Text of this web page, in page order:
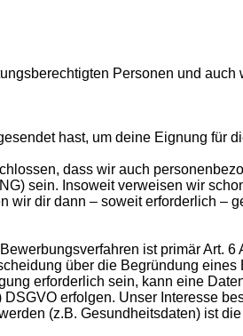
Personen und
hast, um deine Eignung für
dass wir auch
sein. Insoweit verweisen wir
wir dir dann – soweit erforderlich –
ist primär Art. 6
über die Begründung
erforderlich sein, kann eine
erfolgen. Unser Interesse
(z.B. Gesundheitsdaten) ist